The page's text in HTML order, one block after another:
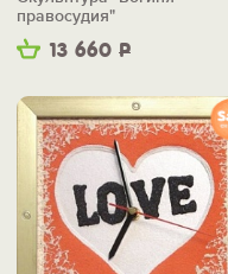
13 660 Р
правосудия"